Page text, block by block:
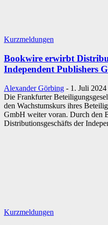
Kurzmeldungen
Bookwire erwirbt
Independent Publishers
Alexander Görbing - 1. Juli 2024
Die Frankfurter
den Wachstumskurs ihres
GmbH weiter voran. Durch den
Distributionsgeschäfts der
Kurzmeldungen